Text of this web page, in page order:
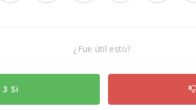
¿Fue útil esto?
3 Si